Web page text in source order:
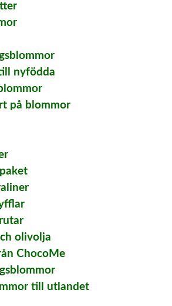
nyfödda
på blommor
olivolja
ChocoMe
till utlandet